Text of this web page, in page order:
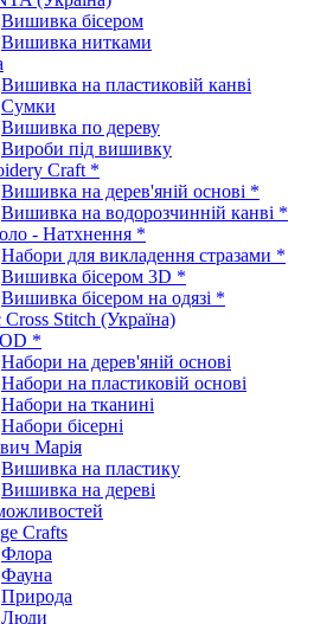
Вишивка бісером
Вишивка нитками
Вишивка на пластиковій канві
Сумки
Вишивка по дереву
Вироби під вишивку
Craft *
Вишивка на дерев'яній основі *
Вишивка на водорозчинній канві *
- Натхнення *
Набори для викладення стразами *
Вишивка бісером 3D *
Вишивка бісером на одязі *
Stitch (Україна)
*
Набори на дерев'яній основі
Набори на пластиковій основі
Набори на тканині
Набори бісерні
Марія
Вишивка на пластику
Вишивка на дереві
Crafts
Флора
Фауна
Природа
Люди